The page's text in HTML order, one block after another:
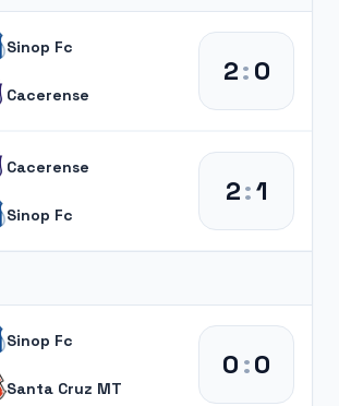
Sinop Fc
Cacerense
2:0
Cacerense
Sinop Fc
2:1
Sinop Fc
Santa Cruz MT
0:0